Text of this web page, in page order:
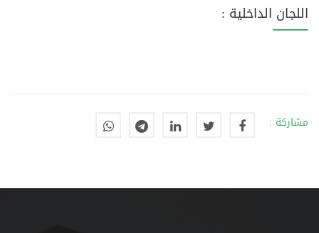
اللجان الداخلية :
مشاركة :